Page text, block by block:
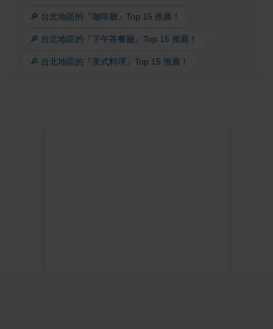
🔎 台北地區的『咖啡廳』Top 15 推薦！
🔎 台北地區的『下午茶餐廳』Top 15 推薦！
🔎 台北地區的『美式料理』Top 15 推薦！